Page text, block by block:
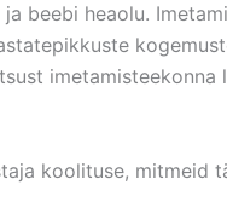
beebi heaolu.
koolituse,